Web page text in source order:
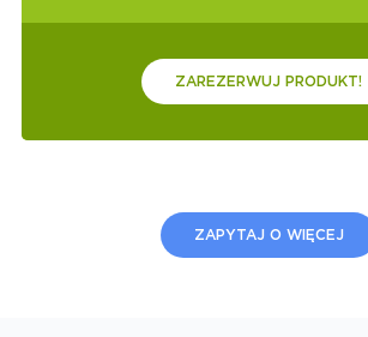
ZAREZERWUJ PRODUKT!
ZAPYTAJ O WIĘCEJ